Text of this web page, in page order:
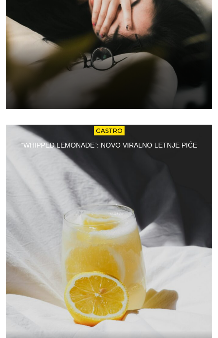
GASTRO
“WHIPPED LEMONADE”: NOVO VIRALNO LETNJE PIĆE